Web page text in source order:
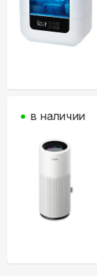
в наличии